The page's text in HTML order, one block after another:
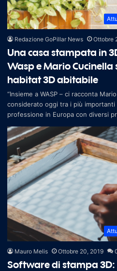
Redazione GoPillar News Ottobre
Una casa stampata in
Wasp e Mario
habitat 3D abitabile
“Insieme a WASP – ci racconta
considerato oggi tra i più
professione in Europa con diversi
Mauro Melis Ottobre 20, 2019
Software di stampa